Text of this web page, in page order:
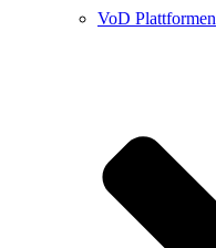
VoD Plattformen